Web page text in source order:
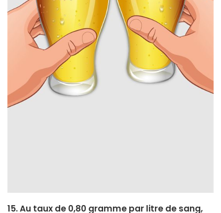
15. Au taux de 0,80 gramme par litre de sang,